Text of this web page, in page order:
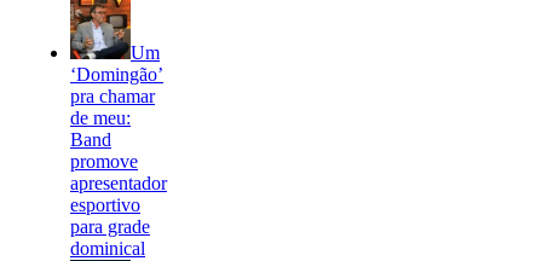
Um
‘Domingão’
pra chamar
de meu:
Band
promove
apresentador
esportivo
para grade
dominical